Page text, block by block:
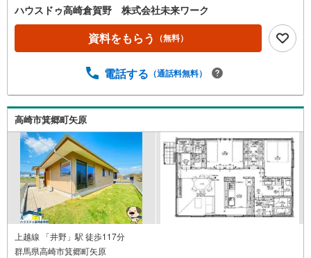
家庭菜園、なんて贅沢な時間も。3台以上駐車できる広いス
ペースは、趣味の車や来客もウェルカム。家中オール電化
で光熱費もスマート＆安心。太陽光発電や浴室乾燥機、ウ
ォークインクローゼットなど、快適設備が充実。2017年に
住み続けられます。三方道路の角地で開放感たっぷり！静
です。趣味も暮らしも、もっと自由に。そんな毎日がここ
から始まります。 新築・中古問わず幅広くご紹介可能で
す！他社様の掲載物件もご案内できることが多いため、
「これ気になる！」と思ったら、ハウスドゥ高崎倉賀野ま
でお気軽にご相談ください（*^^*）
ハウスドゥ高崎倉賀野 株式会社未来ワーク
資料をもらう （無料）
電話する （通話料無料）
高崎市箕郷町矢原
上越線 「井野」駅 徒歩117分
群馬県高崎市箕郷町矢原